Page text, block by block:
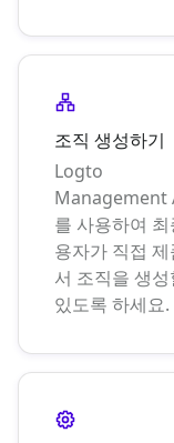
조직 생성하기
Logto
Management
를 사용하여
용자가 직접 제
서 조직을 생성
있도록 하세요.